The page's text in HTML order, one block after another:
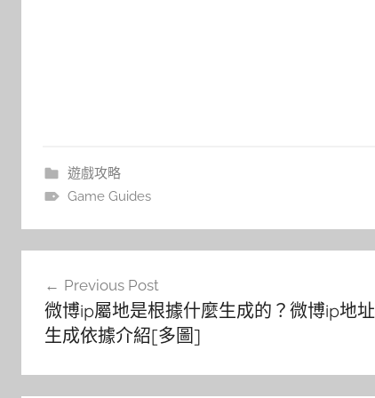
遊戲攻略
Game Guides
Previous Post
微博ip屬地是根據什麼生成的？微博ip地址
生成依據介紹[多圖]